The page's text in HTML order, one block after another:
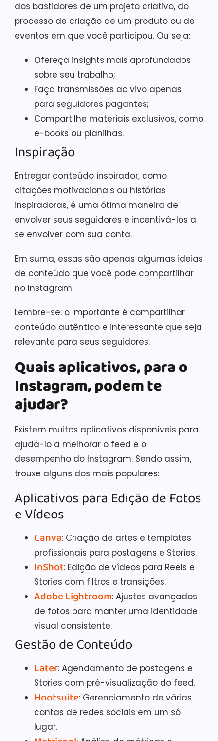
dos bastidores de um projeto criativo, do
processo de criação de um produto ou de
eventos em que você participou. Ou seja:
Ofereça insights mais aprofundados
sobre seu trabalho;
Faça transmissões ao vivo apenas
para seguidores pagantes;
Compartilhe materiais exclusivos, como
e-books ou planilhas.
Inspiração
Entregar conteúdo inspirador, como
citações motivacionais ou histórias
inspiradoras, é uma ótima maneira de
envolver seus seguidores e incentivá-los a
se envolver com sua conta.
Em suma, essas são apenas algumas ideias
de conteúdo que você pode compartilhar
no Instagram.
Lembre-se: o importante é compartilhar
conteúdo autêntico e interessante que seja
relevante para seus seguidores.
Quais aplicativos, para o
Instagram, podem te
ajudar?
Existem muitos aplicativos disponíveis para
ajudá-lo a melhorar o feed e o
desempenho do Instagram. Sendo assim,
trouxe alguns dos mais populares:
Aplicativos para Edição de Fotos
e Vídeos
Canva: Criação de artes e templates
profissionais para postagens e Stories.
InShot: Edição de vídeos para Reels e
Stories com filtros e transições.
Adobe Lightroom: Ajustes avançados
de fotos para manter uma identidade
visual consistente.
Gestão de Conteúdo
Later: Agendamento de postagens e
Stories com pré-visualização do feed.
Hootsuite: Gerenciamento de várias
contas de redes sociais em um só
lugar.